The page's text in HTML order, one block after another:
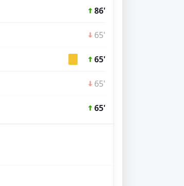
86'
65'
65'
65'
65'